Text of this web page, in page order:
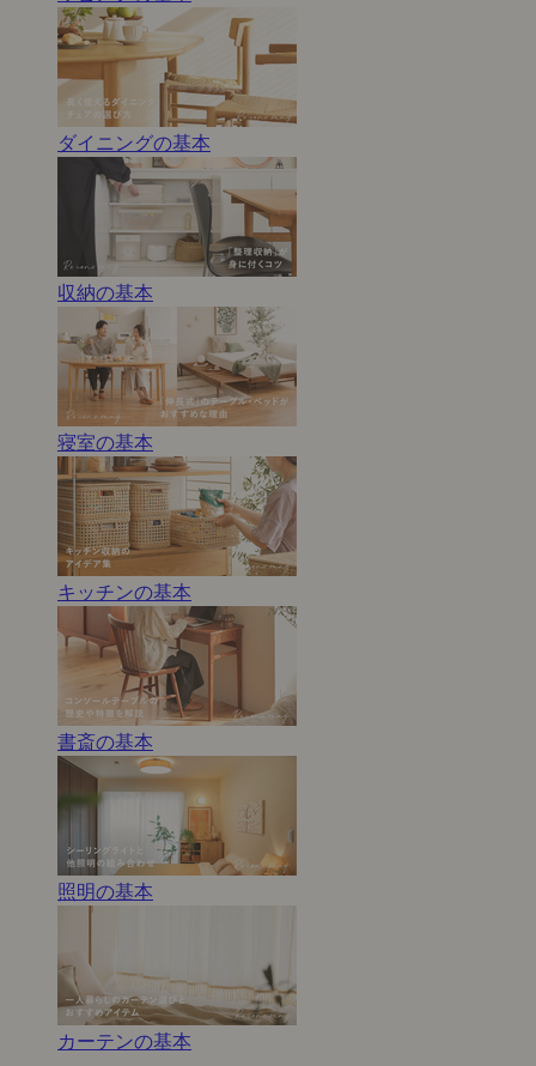
ダイニングの基本
収納の基本
寝室の基本
キッチンの基本
書斎の基本
照明の基本
カーテンの基本